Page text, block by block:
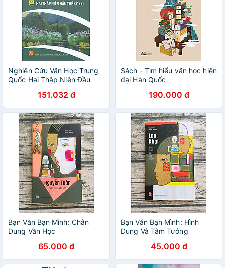
Nghiên Cứu Văn Học Trung
Quốc Hai Thập Niên Đầu
Hiền chủ biên151.032 đ
Sách - Tìm hiểu văn học hiện
đại Hàn Quốc
190.000 đ
Bạn Văn Bạn Mình: Chân
Dung Văn Học
65.000 đ
Bạn Văn Bạn Mình: Hình
Dung Và Tâm Tưởng
45.000 đ